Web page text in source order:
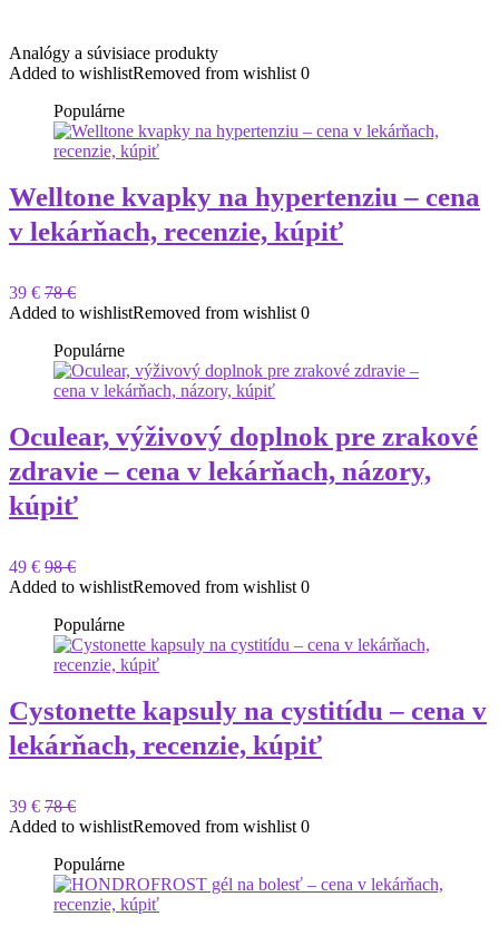
Analógy a súvisiace produkty
Added to wishlistRemoved from wishlist 0
Populárne
Welltone kvapky na hypertenziu – cena
v lekárňach, recenzie, kúpiť
39 € 78 €
Added to wishlistRemoved from wishlist 0
Populárne
Oculear, výživový doplnok pre zrakové
zdravie – cena v lekárňach, názory,
kúpiť
49 € 98 €
Added to wishlistRemoved from wishlist 0
Populárne
Cystonette kapsuly na cystitídu – cena v
lekárňach, recenzie, kúpiť
39 € 78 €
Added to wishlistRemoved from wishlist 0
Populárne